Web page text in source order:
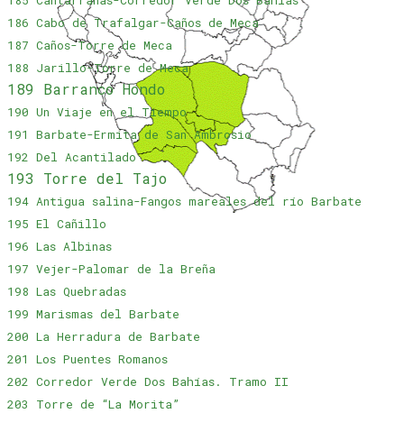
186 Cabo de Trafalgar-Caños de Meca
187 Caños-Torre de Meca
188 Jarillo-Torre de Meca
189 Barranco Hondo
190 Un Viaje en el Tiempo
191 Barbate-Ermita de San Ambrosio
192 Del Acantilado
193 Torre del Tajo
194 Antigua salina-Fangos mareales del río Barbate
195 El Cañillo
196 Las Albinas
197 Vejer-Palomar de la Breña
198 Las Quebradas
199 Marismas del Barbate
200 La Herradura de Barbate
201 Los Puentes Romanos
202 Corredor Verde Dos Bahías. Tramo II
203 Torre de “La Morita”